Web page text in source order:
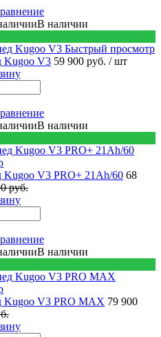
В наличии
Быстрый просмотр
Kugoo V3 59 900 руб. / шт
В наличии
Kugoo V3 PRO+ 21Ah/60 68
руб.
В наличии
Kugoo V3 PRO MAX 79 900